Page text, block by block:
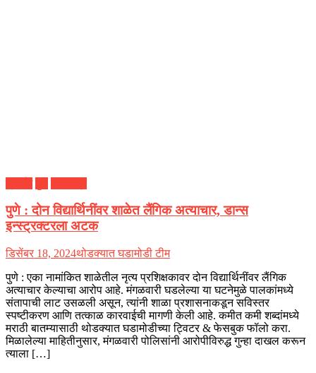
पुणे : दोन विद्यार्थिनींवर शाळेत लैंगिक अत्याचार, डान्स
इन्स्ट्रक्टरला अटक
डिसेंबर 18, 2024थोडक्यात घडामोडी टीम
पुणे : एका नामांकित शाळेतील नृत्य प्रशिक्षकावर दोन विद्यार्थिनींवर लैंगिक
अत्याचार केल्याचा आरोप आहे. मंगळवारी घडलेल्या या घटनेमुळे पालकांमध्ये
संतापाची लाट उसळली असून, त्यांनी शाळा प्रशासनाकडून सविस्तर
स्पष्टीकरण आणि तत्काळ कारवाईची मागणी केली आहे. कमीत कमी शब्दांमध्ये
मराठी बातम्यासाठी थोडक्यात घडामोडीच्या ट्विटर & फेसबुक फॉलो करा.
मिळालेल्या माहितीनुसार, मंगळवारी पोलिसांनी आरोपीविरुद्ध गुन्हा दाखल करून
त्याला […]